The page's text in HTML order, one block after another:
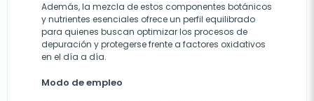
Además, la mezcla de estos componentes botánicos
y nutrientes esenciales ofrece un perfil equilibrado
para quienes buscan optimizar los procesos de
depuración y protegerse frente a factores oxidativos
en el día a día.
Modo de empleo